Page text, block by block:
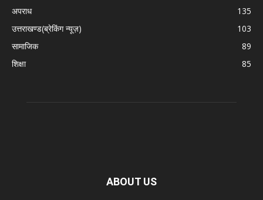
अपराध
135
उत्तराखण्ड(ब्रेकिंग न्यूज़)
103
सामाजिक
89
शिक्षा
85
ABOUT US